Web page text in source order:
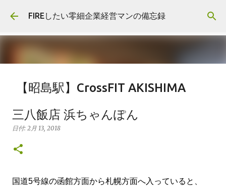
スキップしてメイン コンテンツに移動
FIREしたい零細企業経営マンの備忘録
【昭島駅】CrossFIT AKISHIMA
ルクールクラス(Parkour class)
ワークアウト
三八飯店 浜ちゃんぽん
日付: 2月 13, 2018
国道5号線の函館方面から札幌方面へ入っていると、